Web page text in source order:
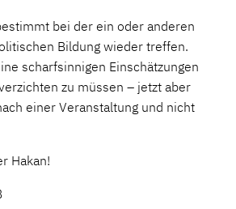
bei der ein oder anderen
Bildung wieder treffen.
scharfsinnigen Einschätzungen
zu müssen – jetzt aber
einer Veranstaltung und nicht
Hakan!